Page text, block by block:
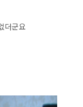
더군요